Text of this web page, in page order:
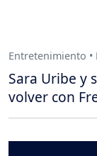
Entretenimiento •
Sara Uribe y
volver con